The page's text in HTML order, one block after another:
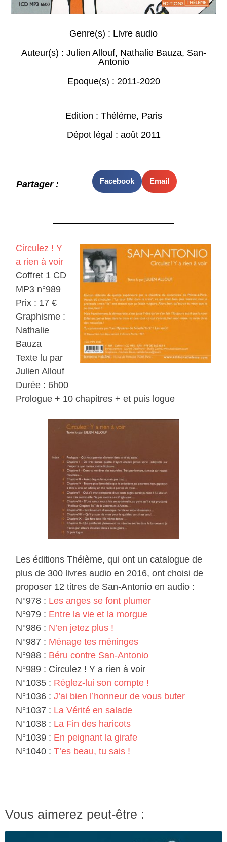
Genre(s) : Livre audio
Auteur(s) : Julien Allouf, Nathalie Bauza, San-
Antonio
Epoque(s) : 2011-2020
Edition : Thélème, Paris
Dépot légal : août 2011
Partager : Facebook Email
Circulez ! Y
a rien à voir
Coffret 1 CD
MP3 n°989
Prix : 17 €
Graphisme :
Nathalie
Bauza
Texte lu par
Julien Allouf
Durée : 6h00
Prologue + 10 chapitres + et puis logue
Les éditions Thélème, qui ont un catalogue de
plus de 300 livres audio en 2016, ont choisi de
proposer 12 titres de San-Antonio en audio :
N°978 : Les anges se font plumer
N°979 : Entre la vie et la morgue
N°986 : N’en jetez plus !
N°987 : Ménage tes méninges
N°988 : Béru contre San-Antonio
N°989 : Circulez ! Y a rien à voir
N°1035 : Réglez-lui son compte !
N°1036 :J’ai bien l’honneur de vous buter
N°1037 : La Vérité en salade
N°1038 : La Fin des haricots
N°1039 : En peignant la girafe
N°1040 :T’es beau, tu sais !
Vous aimerez peut-être :